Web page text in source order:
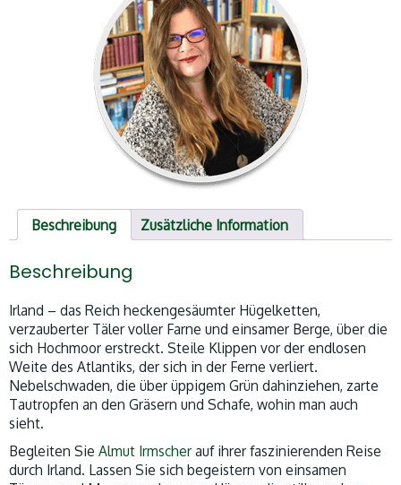
Beschreibung Zusätzliche Information
Beschreibung
Irland – das Reich heckengesäumter Hügelketten,
verzauberter Täler voller Farne und einsamer Berge, über die
sich Hochmoor erstreckt. Steile Klippen vor der endlosen
Weite des Atlantiks, der sich in der Ferne verliert.
Nebelschwaden, die über üppigem Grün dahinziehen, zarte
Tautropfen an den Gräsern und Schafe, wohin man auch
sieht.
Begleiten Sie Almut Irmscher auf ihrer faszinierenden Reise
durch Irland. Lassen Sie sich begeistern von einsamen